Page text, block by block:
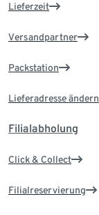
Lieferzeit
Versandpartner
Packstation
Lieferadresse ändern
Filialabholung
Click & Collect
Filialreservierung